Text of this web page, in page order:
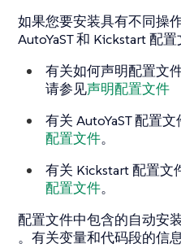
如果您要安装具有不同操
AutoYaST 和 Kickstart 配置
有关如何声明配置文
请参见声明配置文件
有关 AutoYaST 配置
配置文件。
有关 Kickstart 配置文
配置文件。
配置文件中包含的自动安
。有关变量和代码段的信